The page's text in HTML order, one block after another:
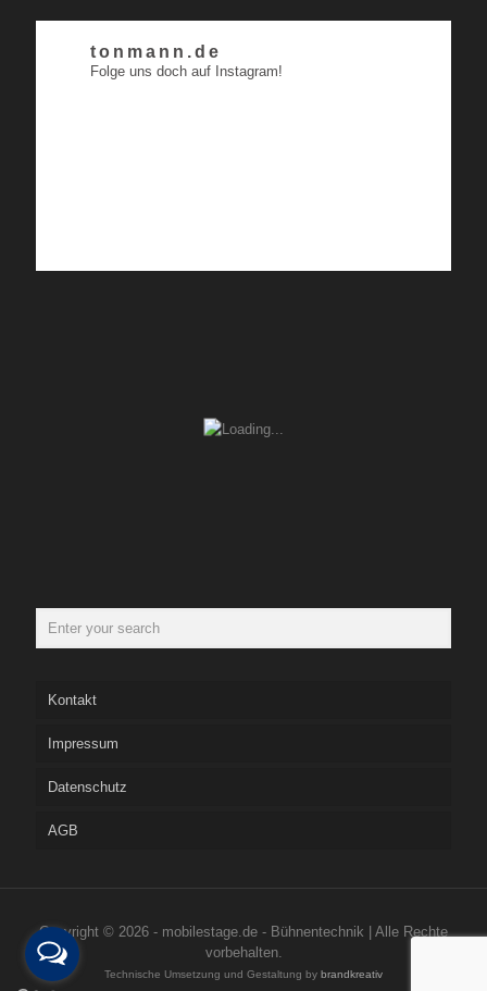
tonmann.de
Folge uns doch auf Instagram!
Kontakt
Impressum
Datenschutz
AGB
Copyright © 2026 - mobilestage.de - Bühnentechnik | Alle Rechte
vorbehalten.
Technische Umsetzung und Gestaltung by brandkreativ